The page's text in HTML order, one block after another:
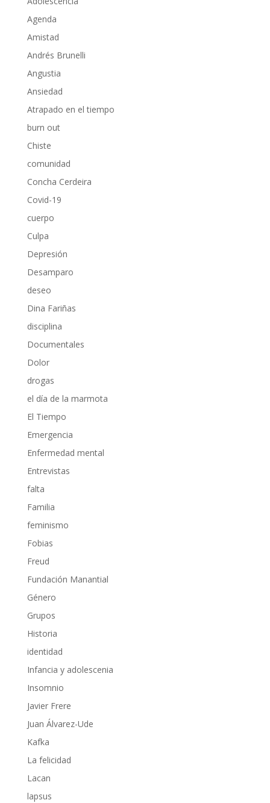
Agenda
Amistad
Andrés Brunelli
Angustia
Ansiedad
Atrapado en el tiempo
burn out
Chiste
comunidad
Concha Cerdeira
Covid-19
cuerpo
Culpa
Depresión
Desamparo
deseo
Dina Fariñas
disciplina
Documentales
Dolor
drogas
el día de la marmota
El Tiempo
Emergencia
Enfermedad mental
Entrevistas
falta
Familia
feminismo
Fobias
Freud
Fundación Manantial
Género
Grupos
Historia
identidad
Infancia y adolescenia
Insomnio
Javier Frere
Juan Álvarez-Ude
Kafka
La felicidad
Lacan
lapsus